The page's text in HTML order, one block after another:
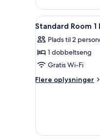
dobbeltværelse
til
1Indlæs
alle
billeder
af
Standard
Room
1
Standard Room
Plads til 2
1 dobbeltseng
Gratis Wi-Fi
Flere oplysninger
Flere
Double